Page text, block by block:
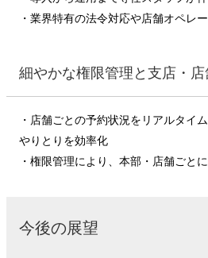
・業界特有の法令対応や店舗オペレ
細やかな権限管理と支店・
・店舗ごとの予約状況をリアルタイ
やりとりを効率化
・権限管理により、本部・店舗ごと
今後の展望